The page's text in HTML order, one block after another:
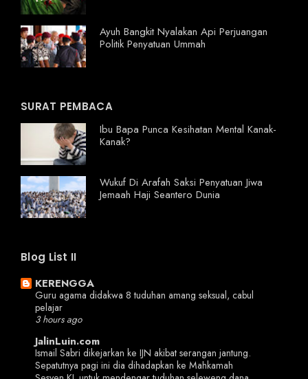
Ayuh Bangkit Nyalakan Api Perjuangan
Politik Penyatuan Ummah
SURAT PEMBACA
Ibu Bapa Punca Kesihatan Mental Kanak-
Kanak?
Wukuf Di Arafah Saksi Penyatuan Jiwa
Jemaah Haji Seantero Dunia
Blog List II
KERENGGA
Guru agama didakwa 8 tuduhan amang seksual, cabul
pelajar
3 hours ago
JalinLuin.com
Ismail Sabri dikejarkan ke IJN akibat serangan jantung.
Sepatutnya pagi ini dia dihadapkan ke Mahkamah